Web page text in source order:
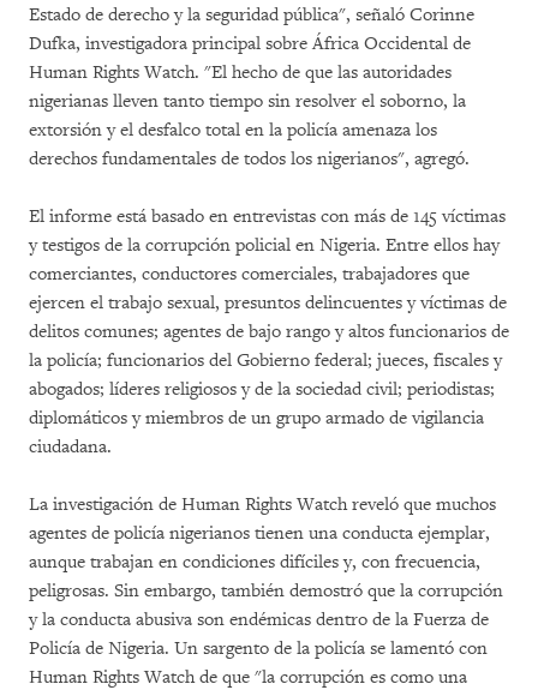
Estado de derecho y la seguridad pública", señaló Corinne
Dufka, investigadora principal sobre África Occidental de
Human Rights Watch. "El hecho de que las autoridades
nigerianas lleven tanto tiempo sin resolver el soborno, la
extorsión y el desfalco total en la policía amenaza los
derechos fundamentales de todos los nigerianos", agregó.
El informe está basado en entrevistas con más de 145 víctimas
y testigos de la corrupción policial en Nigeria. Entre ellos hay
comerciantes, conductores comerciales, trabajadores que
ejercen el trabajo sexual, presuntos delincuentes y víctimas de
delitos comunes; agentes de bajo rango y altos funcionarios de
la policía; funcionarios del Gobierno federal; jueces, fiscales y
abogados; líderes religiosos y de la sociedad civil; periodistas;
diplomáticos y miembros de un grupo armado de vigilancia
ciudadana.
La investigación de Human Rights Watch reveló que muchos
agentes de policía nigerianos tienen una conducta ejemplar,
aunque trabajan en condiciones difíciles y, con frecuencia,
peligrosas. Sin embargo, también demostró que la corrupción
y la conducta abusiva son endémicas dentro de la Fuerza de
Policía de Nigeria. Un sargento de la policía se lamentó con
Human Rights Watch de que "la corrupción es como una